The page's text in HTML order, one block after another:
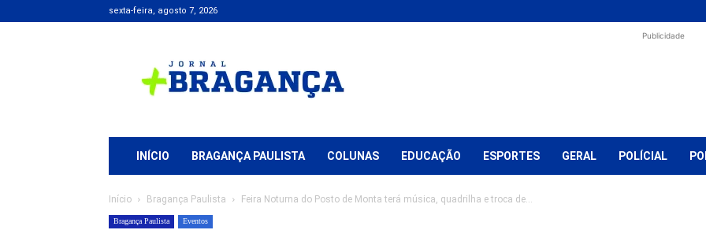
sexta-feira, agosto 7, 2026
+
Bragança
Publicidade
INÍCIO BRAGANÇA PAULISTA COLUNAS EDUCAÇÃO ESPORTES GERAL POLÍCIAL
Início Bragança Paulista Feira Noturna do Posto de Monta terá música, quadrilha e troca de...
Bragança Paulista Eventos